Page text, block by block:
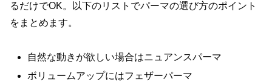
るだけでOK。以下のリストでパーマの選び方のポイント
をまとめます。
自然な動きが欲しい場合はニュアンスパーマ
ボリュームアップにはフェザーパーマ